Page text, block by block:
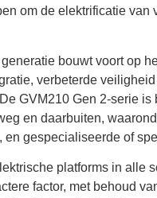
om de elektrificatie
bouwt voort op
verbeterde
GVM210 Gen 2-serie
en daarbuiten,
en gespecialiseerde of
platforms in
factor, met behoud